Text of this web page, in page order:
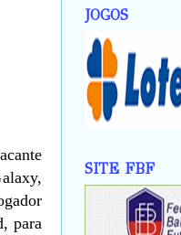
para
JOGOS
SITE FBF